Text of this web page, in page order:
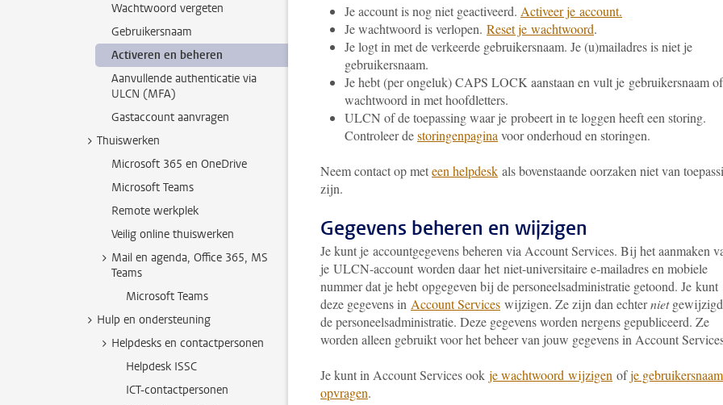
Wachtwoord vergeten
Gebruikersnaam
Activeren en beheren
Aanvullende authenticatie via
ULCN (MFA)
Gastaccount aanvragen
Thuiswerken
Microsoft 365 en OneDrive
Microsoft Teams
Remote werkplek
Veilig online thuiswerken
Mail en agenda, Office 365, MS
Teams
Microsoft Teams
Hulp en ondersteuning
Helpdesks en contactpersonen
Helpdesk ISSC
ICT-contactpersonen
Je account is nog niet geactiveerd. Activeer je account.
Je wachtwoord is verlopen. Reset je wachtwoord.
Je logt in met de verkeerde gebruikersnaam. Je (u)mailadres is niet je
gebruikersnaam.
Je hebt (per ongeluk) CAPS LOCK aanstaan en vult je gebruikersnaam of
wachtwoord in met hoofdletters.
ULCN of de toepassing waar je probeert in te loggen heeft een storing.
Controleer destoringenpagina voor onderhoud en storingen.
Neem contact op meteen helpdesk als bovenstaande oorzaken niet van
zijn.
Gegevens beheren en wijzigen
Je kunt je accountgegevens beheren via Account Services. Bij het aanmaken
je ULCN-account worden daar het niet-universitaire e-mailadres en mobiele
nummer dat je hebt opgegeven bij de personeelsadministratie getoond. Je kunt
deze gegevens in Account Services wijzigen. Ze zijn dan echterniet
de personeelsadministratie. Deze gegevens worden nergens gepubliceerd. Ze
worden alleen gebruikt voor het beheer van jouw gegevens in Account
Je kunt in Account Services ook je wachtwoord wijzigen ofje gebruikersnaam
opvragen.